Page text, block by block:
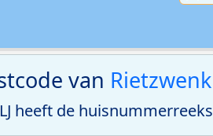
van Rietzwenk
heeft de